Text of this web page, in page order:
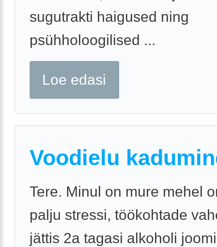
sugutrakti haigused ning
psühholoogilised ...
Loe edasi
Voodielu
Tere. Minul on mure mehel
palju stressi, töökohtade
jättis 2a tagasi alkoholi